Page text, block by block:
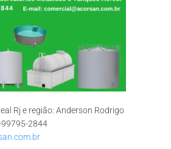
Rj e região: Anderson Rodrigo
2844